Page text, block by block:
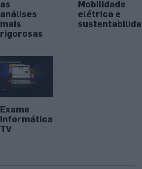
as
análises
mais
rigorosas
Mobilidade
elétrica e
Exame
Informática
TV